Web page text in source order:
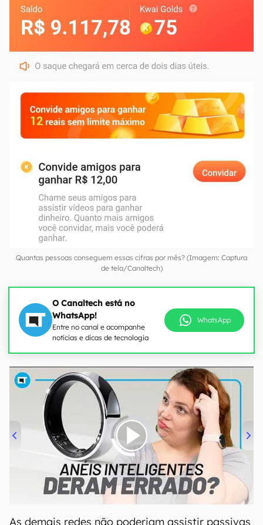
Quantas pessoas conseguem essas cifras por mês? (Imagem: Captura
de tela/Canaltech)
O Canaltech está no
WhatsApp!
Entre no canal e acompanhe
notícias e dicas de tecnologia
WhatsApp
00:00/21:11
As demais redes não poderiam assistir passivas